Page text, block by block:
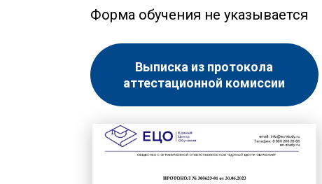
Форма обучения не указывается
Выписка из протокола
аттестационной комиссии